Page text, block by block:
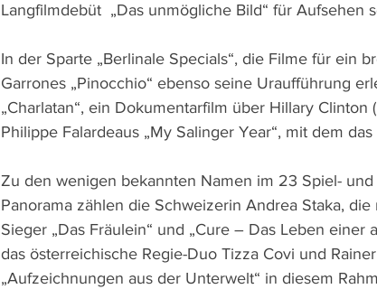
Langfilmdebüt  „Das unmögliche Bild“ für Aufsehen
In der Sparte „Berlinale Specials“, die Filme für ein
Garrones „Pinocchio“ ebenso seine Uraufführung
„Charlatan“, ein Dokumentarfilm über Hillary Clinton
Philippe Falardeaus „My Salinger Year“, mit dem
Zu den wenigen bekannten Namen im 23 Spiel-
Panorama zählen die Schweizerin Andrea Staka,
Sieger „Das Fräulein“ und „Cure – Das Leben
das österreichische Regie-Duo Tizza Covi und
„Aufzeichnungen aus der Unterwelt“ in diesem